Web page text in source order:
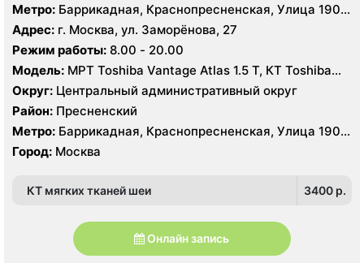
Метро: Баррикадная, Краснопресненская, Улица 1905
года
Адрес: г. Москва, ул. Заморёнова, 27
Режим работы: 8.00 - 20.00
Модель: МРТ Toshiba Vantage Atlas 1.5 Т, КТ Toshiba
Aquilion 64, УЗИ GE Logiq 7
Округ: Центральный административный округ
Район: Пресненский
Метро: Баррикадная, Краснопресненская, Улица 1905
года
Город: Москва
КТ мягких тканей шеи 3400 p.
Онлайн запись